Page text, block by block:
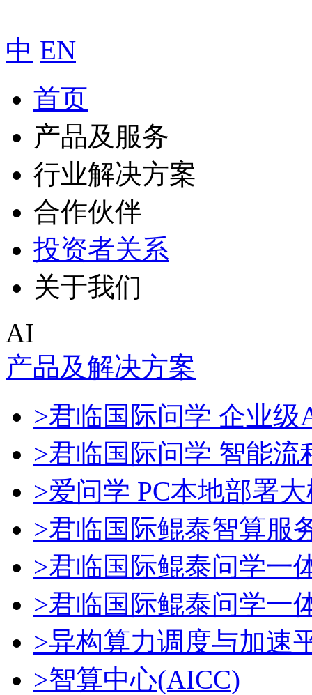
中 EN
首页
产品及服务
行业解决方案
合作伙伴
投资者关系
关于我们
AI
产品及解决方案
>君临国际问学 企业级
>君临国际问学 智能流
>爱问学 PC本地部署
>君临国际鲲泰智算服
>君临国际鲲泰问学一
>君临国际鲲泰问学一
>异构算力调度与加速
>智算中心(AICC)